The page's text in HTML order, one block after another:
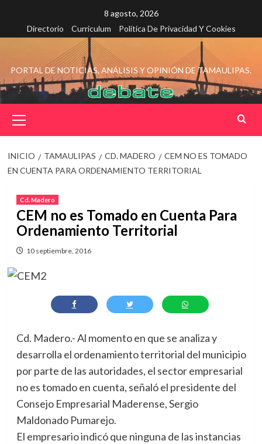
contenido
8 agosto, 2026
Directorio
Curriculum Política De Privacidad Y Cookies
PORTAL DE NOTICIAS, ANÁLISIS Y OPINIÓN DE TAMAULIPAS.
principal
INICIO TAMAULIPAS CD. MADERO
CEM NO ES TOMADO
EN CUENTA PARA ORDENAMIENTO TERRITORIAL
Cd. Madero
CEM no es Tomado en Cuenta Para
Ordenamiento Territorial
10 septiembre, 2016
Cd. Madero.- Al momento en que se analiza y
desarrolla el ordenamiento territorial del municipio
por parte de las autoridades, el sector empresarial
no es tomado en cuenta, señaló el presidente del
Consejo Empresarial Maderense, Sergio
Maldonado Pumarejo.
El empresario indicó que ninguna de las instancias